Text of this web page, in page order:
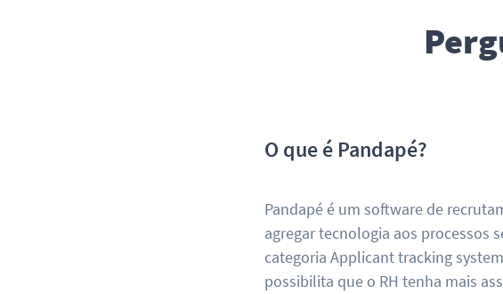
O que é Pandapé?
Pandapé é um software de
agregar tecnologia aos processos
categoria Applicant tracking
possibilita que o RH tenha mais